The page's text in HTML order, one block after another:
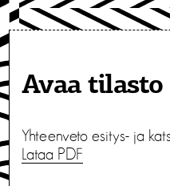
Avaa tilasto
Yhteenveto esitys- ja
Lataa PDF